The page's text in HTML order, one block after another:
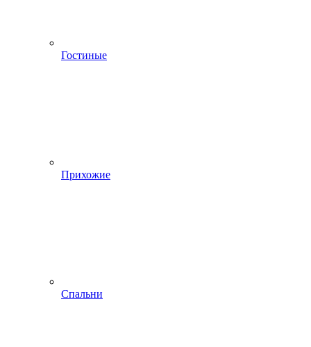
Гостиные
Прихожие
Спальни